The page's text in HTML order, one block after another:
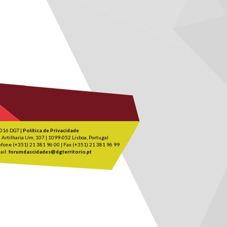
DGT |Política de Privacidade
Artilharia Um, 107 | 1099-052 Lisboa, Portugal
(+351) 21 381 96 00 | Fax (+351) 21 381 96 99
forumdascidades@dgterritorio.pt